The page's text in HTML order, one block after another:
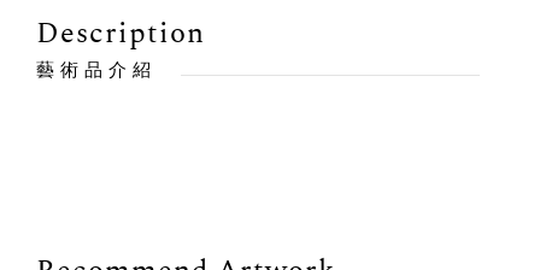
Description
藝術品介紹